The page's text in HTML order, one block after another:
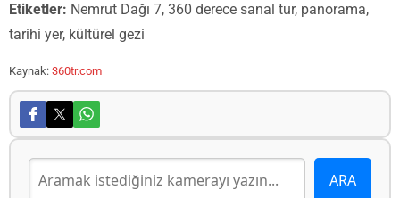
Etiketler: Nemrut Dağı 7, 360 derece sanal tur, panorama,
tarihi yer, kültürel gezi
Kaynak: 360tr.com